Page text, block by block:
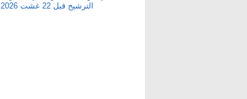
الترشيح قبل 22 غشت 2026